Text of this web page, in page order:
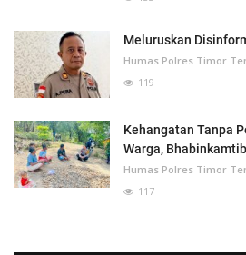
Meluruskan
Humas Polres Timor
119
Kehangatan Tanpa
Warga,
Humas Polres Timor
117